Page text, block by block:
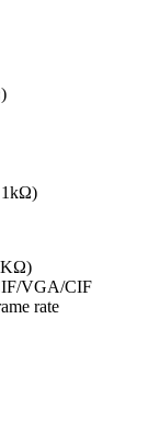
1kΩ)
KΩ)
VGA/CIF
rate